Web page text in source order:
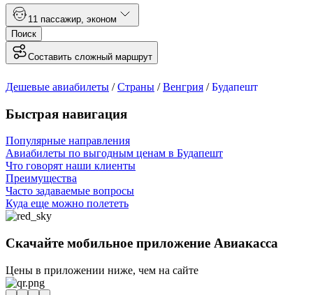
1 1 пассажир эконом
Поиск
Составить сложный маршрут
Дешевые авиабилеты /Страны /Венгрия /Будапешт
Быстрая навигация
Популярные направления
Авиабилеты по выгодным ценам в Будапешт
Что говорят наши клиенты
Преимущества
Часто задаваемые вопросы
Куда еще можно полететь
Скачайте мобильное приложение Авиакасса
Цены в приложении ниже, чем на сайте